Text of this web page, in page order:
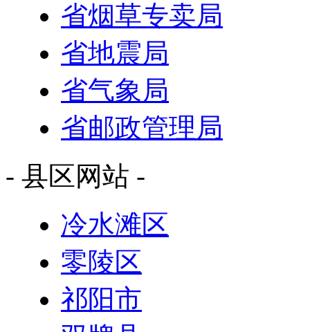
省烟草专卖局
省地震局
省气象局
省邮政管理局
- 县区网站 -
冷水滩区
零陵区
祁阳市